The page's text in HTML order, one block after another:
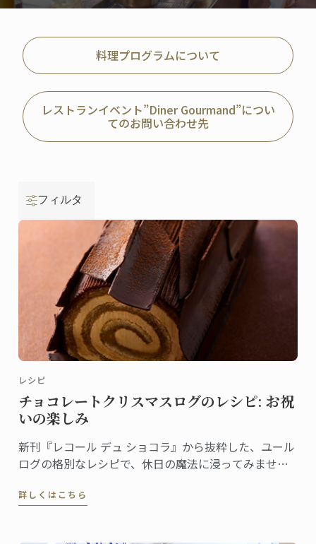
料理プログラムについて
レストランイベント”Diner Gourmand”につい
てのお問い合わせ先
フィルタ
レシピ
チョコレートクリスマスログのレシピ: お祝
いの楽しみ
新刊『レコール デュ ショコラ』から抜粋した、ユール
ログの格別なレシピで、休日の魔法に浸ってみません
ゲストを喜ばせ、クリスマスのテーブルを盛り上げる
詳しくはこちら